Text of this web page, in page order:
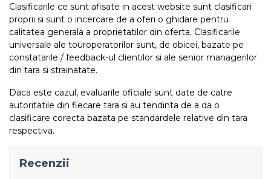
Clasificarile ce sunt afisate in acest website sunt clasificari
proprii si sunt o incercare de a oferi o ghidare pentru
calitatea generala a proprietatilor din oferta. Clasificarile
universale ale touroperatorilor sunt, de obicei, bazate pe
constatarile / feedback-ul clientilor si ale senior managerilor
din tara si strainatate.
Daca este cazul, evaluarile oficiale sunt date de catre
autoritatile din fiecare tara si au tendinta de a da o
clasificare corecta bazata pe standardele relative din tara
respectiva.
Recenzii